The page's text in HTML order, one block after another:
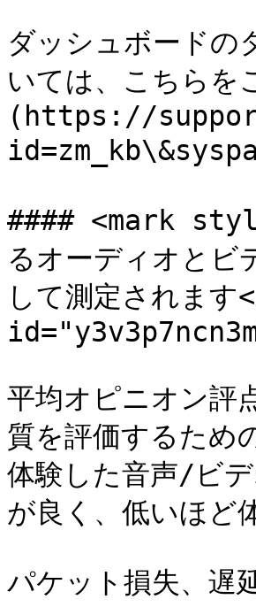
ダッシュボードの
いては、こちら
(https://
#### <mark
るオーディオとビ
して測定されま
平均オピニオン評
質を評価するため
体験した音声/ビ
が良く、低いほど
パケット損失、遅